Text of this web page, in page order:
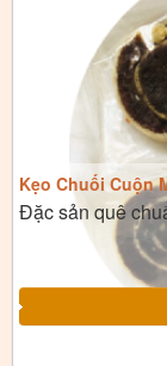
Kẹo Chuối Cuộn
Đặc sản quê